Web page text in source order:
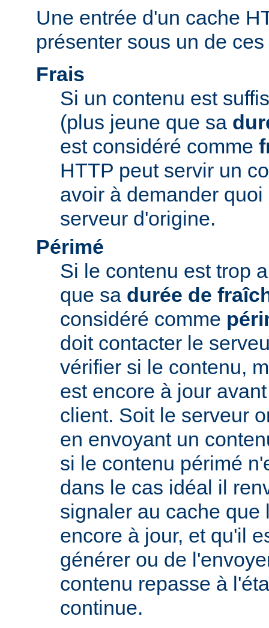
Une entrée d'un cache
présenter sous un de
Frais
Si un contenu est
(plus jeune que sa
est considéré comme
HTTP peut servir un
avoir à demander
serveur d'origine.
Périmé
Si le contenu est trop
que sa durée de
considéré comme
doit contacter le
vérifier si le contenu,
est encore à jour
client. Soit le serveur
en envoyant un
si le contenu périmé
dans le cas idéal il
signaler au cache que
encore à jour, et qu'il
générer ou de
contenu repasse à
continue.